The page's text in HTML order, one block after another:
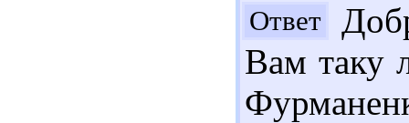
Ответ
Вам таку